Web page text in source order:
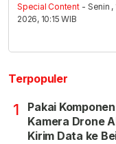
Special Content - Senin ,
2026, 10:15 WIB
Terpopuler
1
Pakai
Kamera Drone
Kirim Data ke